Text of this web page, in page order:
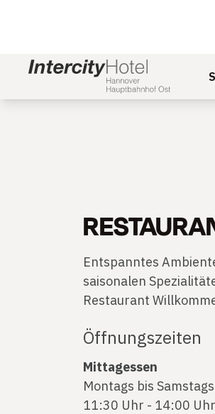
Entspanntes
saisonalen
Restaurant
Öffnungszeiten
Mittagessen
Montags bis Samstags
11:30 Uhr - 14:00 Uhr